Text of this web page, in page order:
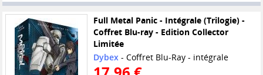
Full Metal Panic - Intégrale (Trilogie) -
Coffret Blu-ray - Edition Collector
Limitée
Dybex- Coffret Blu-Ray - intégrale